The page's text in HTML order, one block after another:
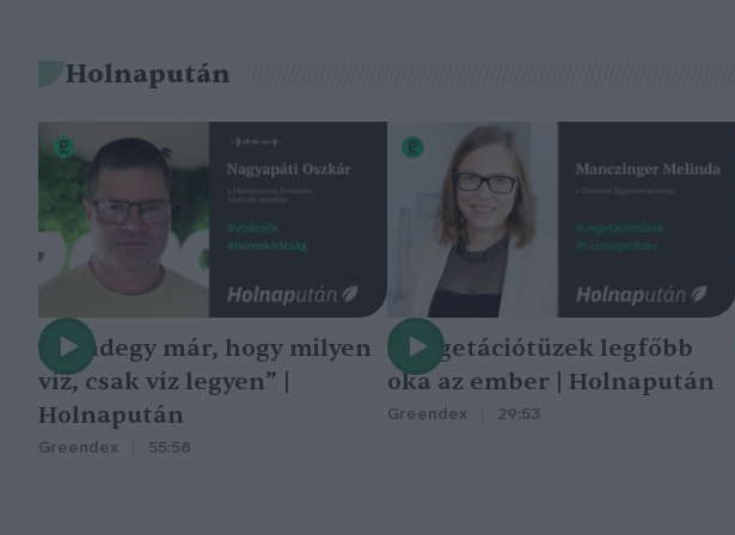
Holnapután
„Mindegy már, hogy milyen
víz, csak víz legyen” |
Holnapután
Greendex 55:58
A vegetációtüzek legfőbb
oka az ember | Holnapután
Greendex 29:53